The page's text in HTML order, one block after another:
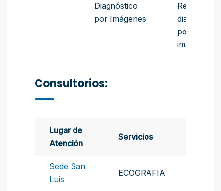
Diagnóstico
por Imágenes
Residente
diagnóstico
por
imágenes
Consultorios:
Lugar de
Atención
Servicios
Sede San
Luis
ECOGRAFIA